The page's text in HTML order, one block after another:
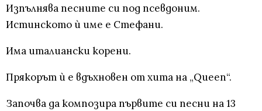
Изпълнява песните си под псевдоним.
Истинското ѝ име е Стефани.
Има италиански корени.
Прякорът ѝ е вдъхновен от хита на „Queen“.
Започва да композира първите си песни на 13